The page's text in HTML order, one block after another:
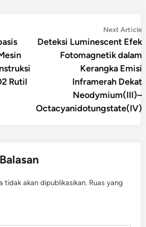
Rutil
Next Article
Deteksi Luminescent Efek
Fotomagnetik dalam
Kerangka Emisi
Inframerah Dekat
Neodymium(III)–
Octacyanidotungstate(IV)
tidak akan dipublikasikan. Ruas yang